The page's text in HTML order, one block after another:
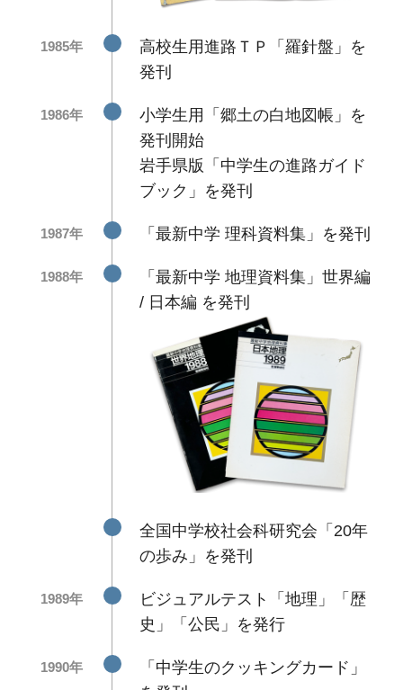
1985年
高校生用進路ＴＰ「羅針盤」を
発刊
1986年
小学生用「郷土の白地図帳」を
発刊開始
岩手県版「中学生の進路ガイド
ブック」を発刊
1987年 「最新中学 理科資料集」を発刊
1988年
「最新中学 地理資料集」世界編
/ 日本編 を発刊
全国中学校社会科研究会「20年
の歩み」を発刊
1989年
ビジュアルテスト「地理」「歴
史」「公民」を発行
1990年
「中学生のクッキングカード」